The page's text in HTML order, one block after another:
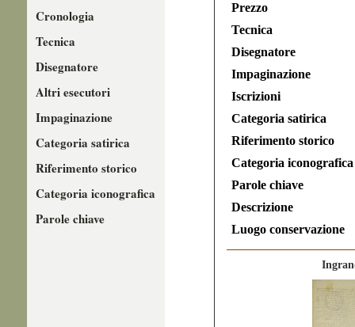
Cronologia
Tecnica
Disegnatore
Altri esecutori
Impaginazione
Categoria satirica
Riferimento storico
Categoria iconografica
Parole chiave
Prezzo
Tecnica
Disegnatore
Impaginazione
Iscrizioni
Categoria satirica
Riferimento storico
Categoria iconografica
Parole chiave
Descrizione
Luogo conservazione